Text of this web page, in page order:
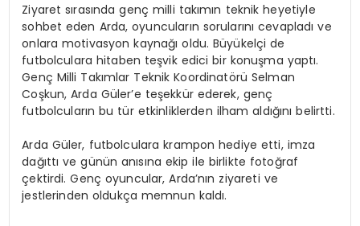
Ziyaret sırasında genç milli takımın teknik heyetiyle
sohbet eden Arda, oyuncuların sorularını cevapladı ve
onlara motivasyon kaynağı oldu. Büyükelçi de
futbolculara hitaben teşvik edici bir konuşma yaptı.
Genç Milli Takımlar Teknik Koordinatörü Selman
Coşkun, Arda Güler’e teşekkür ederek, genç
futbolcuların bu tür etkinliklerden ilham aldığını belirtti.
Arda Güler, futbolculara krampon hediye etti, imza
dağıttı ve günün anısına ekip ile birlikte fotoğraf
çektirdi. Genç oyuncular, Arda’nın ziyareti ve
jestlerinden oldukça memnun kaldı.